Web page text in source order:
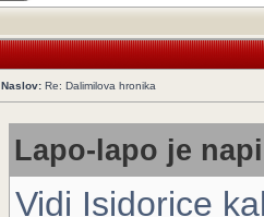
Naslov: Re: Dalimilova hronika
Lapo-lapo je
Vidi Isidorice